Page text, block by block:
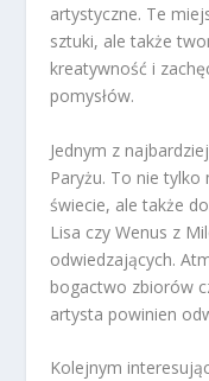
artystyczne. Te
sztuki, ale także
kreatywność i
pomysłów.
Jednym z
Paryżu. To nie
świecie, ale także
Lisa czy Wenus z
odwiedzających.
bogactwo zbiorów
artysta powinien
Kolejnym